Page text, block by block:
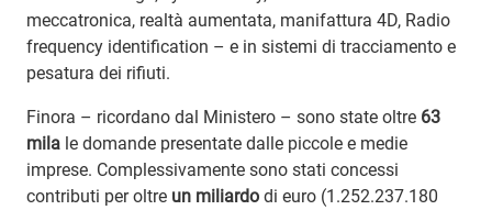
meccatronica, realtà aumentata, manifattura 4D, Radio
frequency identification – e in sistemi di tracciamento e
pesatura dei rifiuti.
Finora – ricordano dal Ministero – sono state oltre 63
mila le domande presentate dalle piccole e medie
imprese. Complessivamente sono stati concessi
contributi per oltre un miliardo di euro (1.252.237.180